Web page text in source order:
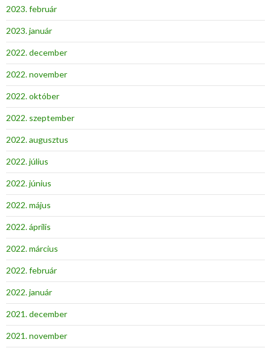
2023. február
2023. január
2022. december
2022. november
2022. október
2022. szeptember
2022. augusztus
2022. július
2022. június
2022. május
2022. április
2022. március
2022. február
2022. január
2021. december
2021. november